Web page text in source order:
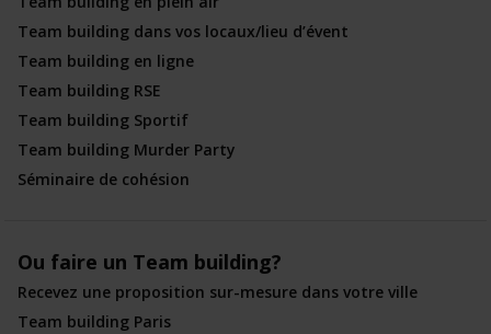
Team building dans vos locaux/lieu d’évent
Team building en ligne
Team building RSE
Team building Sportif
Team building Murder Party
Séminaire de cohésion
Ou faire un Team building?
Recevez une proposition sur-mesure dans votre ville
Team building Paris